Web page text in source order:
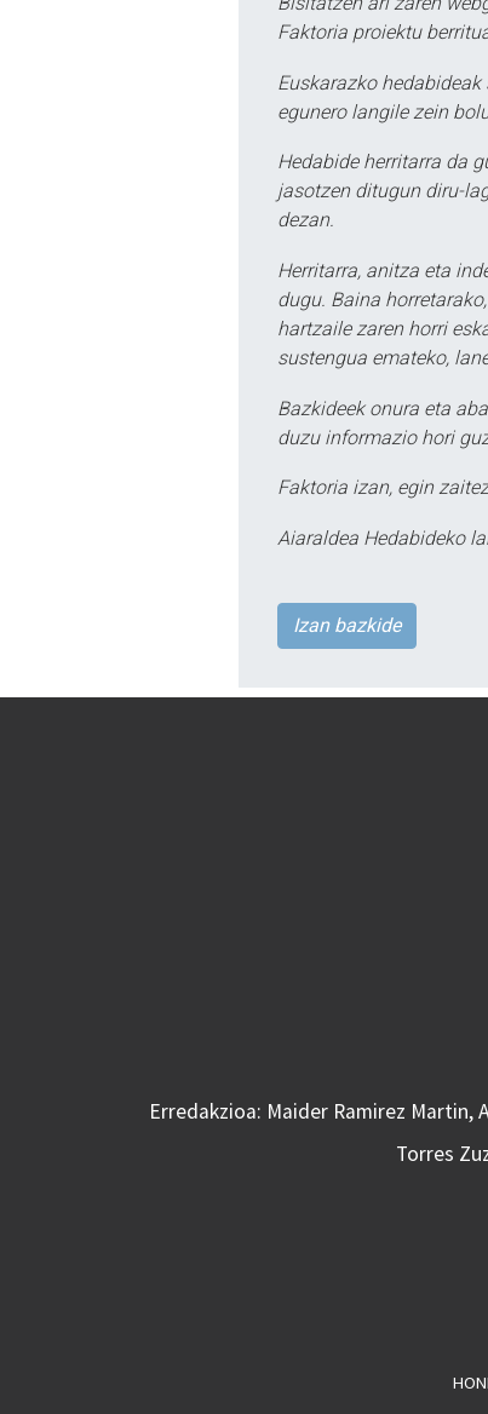
Faktoria proiektu
Euskarazko
egunero langile zein
Hedabide herritarra da
jasotzen ditugun diru-
dezan.
Herritarra, anitza eta
dugu. Baina
hartzaile zaren horri
sustengua emateko,
Bazkideek onura eta
duzu informazio hori
Faktoria izan, egin
Aiaraldea Hedabideko
Izan bazkide
Erredakzioa: Maider Ramirez Martin,
Torres